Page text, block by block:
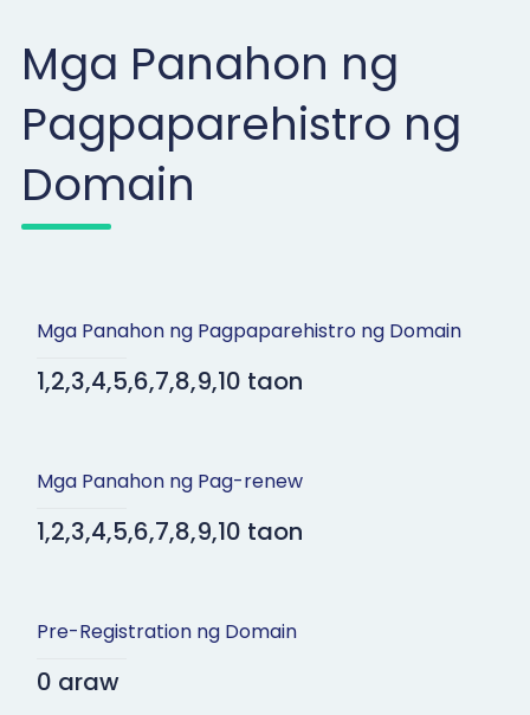
Mga Panahon ng
Pagpaparehistro ng
Domain
Mga Panahon ng Pagpaparehistro ng Domain
1,2,3,4,5,6,7,8,9,10 taon
Mga Panahon ng Pag-renew
1,2,3,4,5,6,7,8,9,10 taon
Pre-Registration ng Domain
0 araw